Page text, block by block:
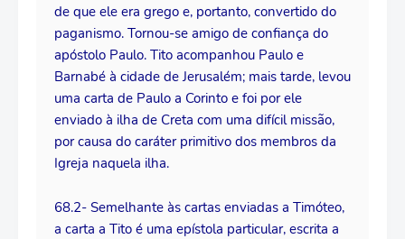
de que ele era grego e, portanto, convertido do
paganismo. Tornou-se amigo de confiança do
apóstolo Paulo. Tito acompanhou Paulo e
Barnabé à cidade de Jerusalém; mais tarde, levou
uma carta de Paulo a Corinto e foi por ele
enviado à ilha de Creta com uma difícil missão,
por causa do caráter primitivo dos membros da
Igreja naquela ilha.
68.2- Semelhante às cartas enviadas a Timóteo,
a carta a Tito é uma epístola particular, escrita a